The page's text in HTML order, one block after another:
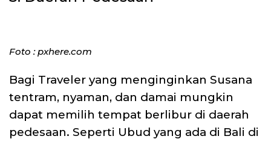
Foto : pxhere.com
Bagi Traveler yang menginginkan Susana
tentram, nyaman, dan damai mungkin
dapat memilih tempat berlibur di daerah
pedesaan. Seperti Ubud yang ada di Bali di